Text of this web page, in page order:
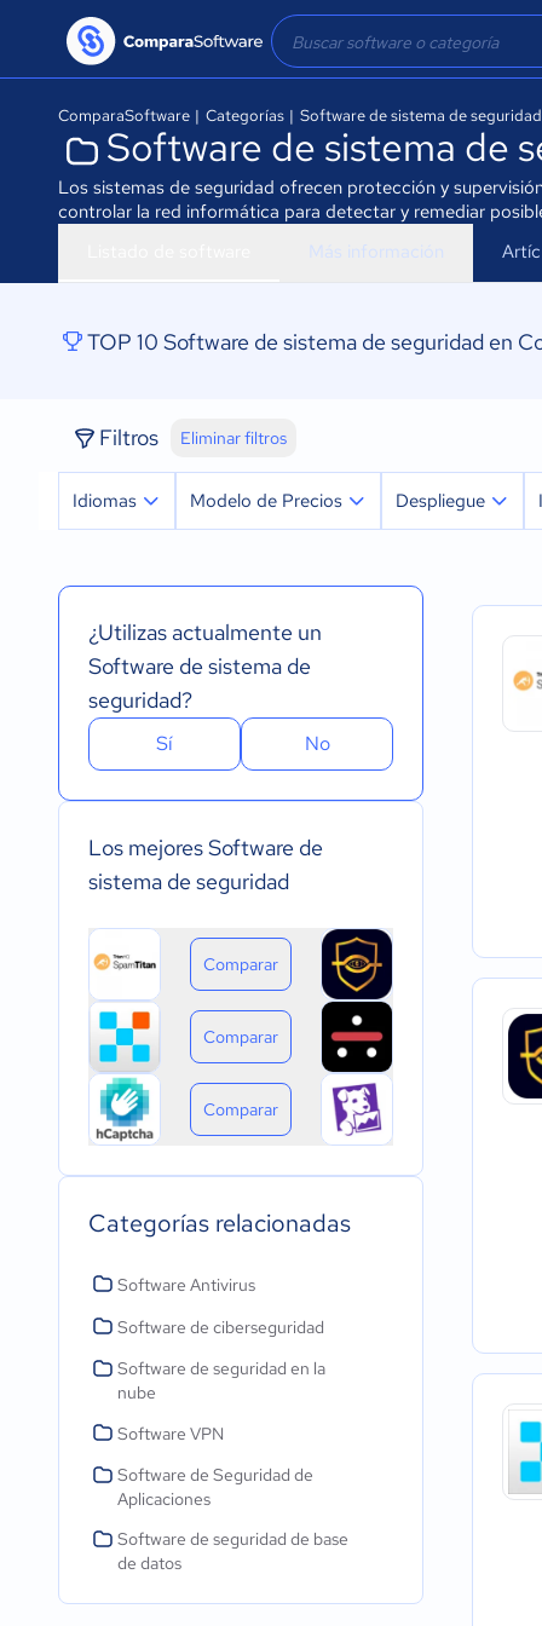
ComparaSoftware | Categorías | Software de sistema de seguridad
Software de sistema de
Los sistemas de seguridad ofrecen protección y
controlar la red informática para detectar y remediar
Más información
TOP 10 Software de sistema de seguridad en
Filtros Eliminar filtros
Idiomas Modelo de Precios
Pago anual
Pago de única vez
Despliegue
Instalado - Mac
Instalado - Linux
Dispositivo
¿Utilizas actualmente un
Software de sistema de
seguridad?
Sí No
Los mejores Software de
sistema de seguridad
Comparar
Comparar
Comparar
Categorías relacionadas
Software Antivirus
Software de ciberseguridad
Software de seguridad en la
nube
Software VPN
Software de Seguridad de
Aplicaciones
Software de seguridad de base
de datos